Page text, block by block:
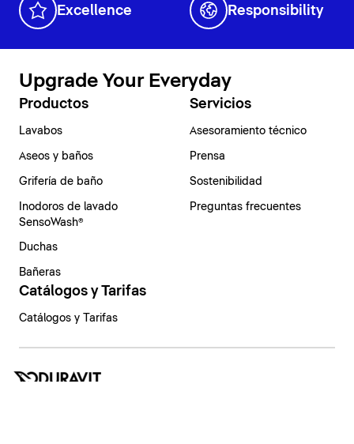
Excellence Responsibility
Upgrade Your Everyday
Productos
Lavabos
Aseos y baños
Grifería de baño
Inodoros de lavado
SensoWash®
Duchas
Bañeras
Servicios
Asesoramiento técnico
Prensa
Sostenibilidad
Preguntas frecuentes
Catálogos y Tarifas
Catálogos y Tarifas